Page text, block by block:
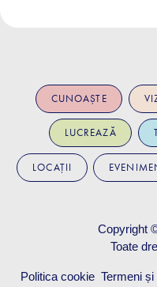
CUNOAȘTE
LUCREAZĂ
LOCAȚII
Copyright
Toate
Politica cookie Termeni și